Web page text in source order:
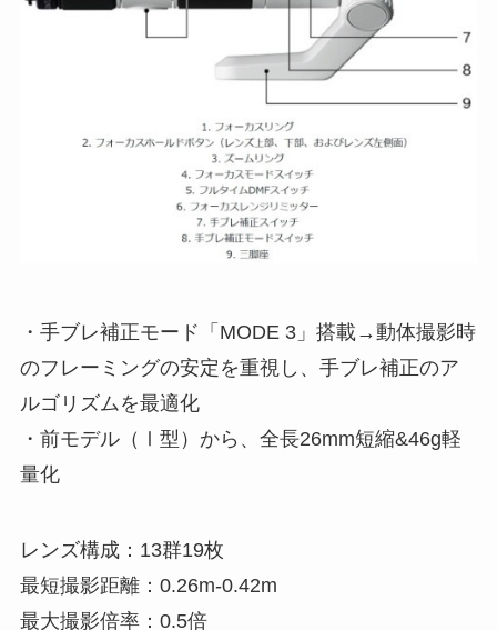
・手ブレ補正モード「MODE 3」搭載→動体撮影時
のフレーミングの安定を重視し、手ブレ補正のア
ルゴリズムを最適化
・前モデル（Ⅰ型）から、全長26mm短縮&46g軽
量化
レンズ構成：13群19枚
最短撮影距離：0.26m-0.42m
最大撮影倍率：0.5倍